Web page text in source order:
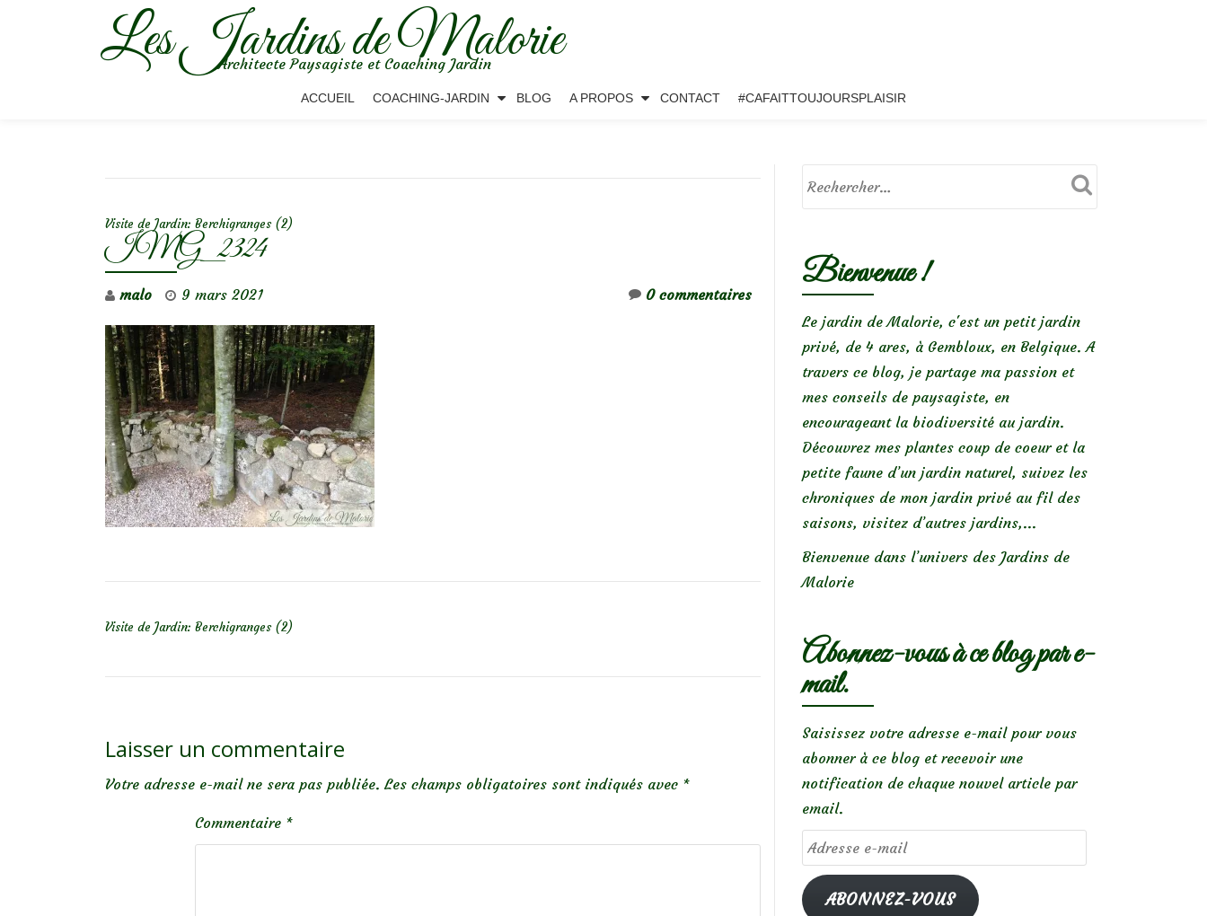
Les Jardins de Malorie
Architecte Paysagiste et Coaching Jardin
ACCUEIL COACHING-JARDIN BLOG A PROPOS CONTACT #CAFAITTOUJOURSPLAISIR
Visite de Jardin: Berchigranges (2)
IMG_2324
malo 9 mars 2021 0 commentaires
Visite de Jardin: Berchigranges (2)
Laisser un commentaire
Votre adresse e-mail ne sera pas publiée. Les champs obligatoires sont indiqués avec *
Commentaire *
Bienvenue !
Le jardin de Malorie, c'est un petit jardin
privé, de 4 ares, à Gembloux, en Belgique. A
travers ce blog, je partage ma passion et
mes conseils de paysagiste, en
encourageant la biodiversité au jardin.
Découvrez mes plantes coup de coeur et la
petite faune d’un jardin naturel, suivez les
chroniques de mon jardin privé au fil des
saisons, visitez d’autres jardins,...
Bienvenue dans l’univers des Jardins de
Malorie
Abonnez-vous à ce blog par e-
mail.
Saisissez votre adresse e-mail pour vous
abonner à ce blog et recevoir une
notification de chaque nouvel article par
email.
Adresse
e-
mailABONNEZ-VOUS